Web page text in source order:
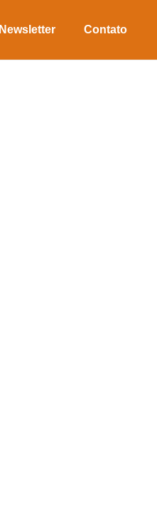
Newsletter Contato